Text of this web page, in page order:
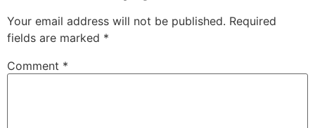
Your email address will not be published. Required
fields are marked *
Comment *